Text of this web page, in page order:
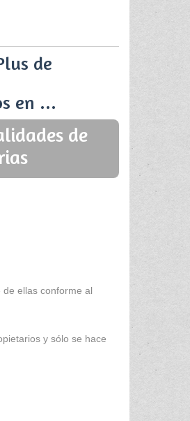
de
en ...
de
ellas conforme al
y sólo se hace